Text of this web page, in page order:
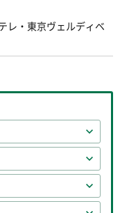
レ・東京ヴェルディベ